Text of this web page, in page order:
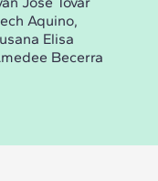
Aquino,
Elisa
Becerra